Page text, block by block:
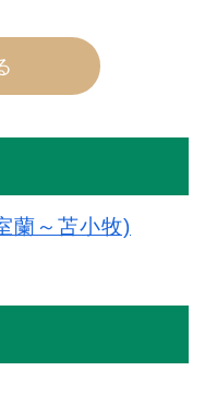
蘭～苫小牧)